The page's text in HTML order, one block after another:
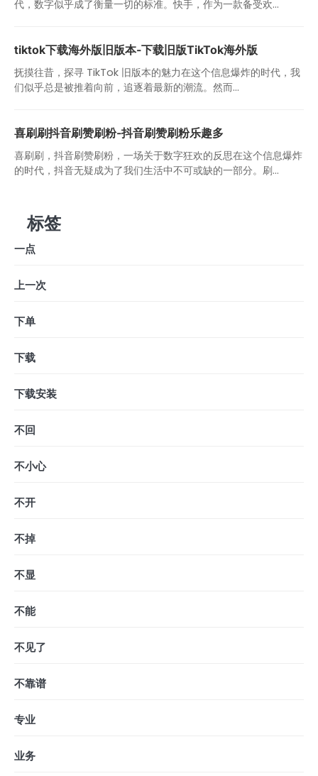
代，数字似乎成了衡量一切的标准。快手，作为一款备受欢...
tiktok下载海外版旧版本-下载旧版TikTok海外版
抚摸往昔，探寻 TikTok 旧版本的魅力在这个信息爆炸的时代，我
们似乎总是被推着向前，追逐着最新的潮流。然而...
喜刷刷抖音刷赞刷粉-抖音刷赞刷粉乐趣多
喜刷刷，抖音刷赞刷粉，一场关于数字狂欢的反思在这个信息爆炸
的时代，抖音无疑成为了我们生活中不可或缺的一部分。刷...
标签
一点
上一次
下单
下载
下载安装
不回
不小心
不开
不掉
不显
不能
不见了
不靠谱
专业
业务